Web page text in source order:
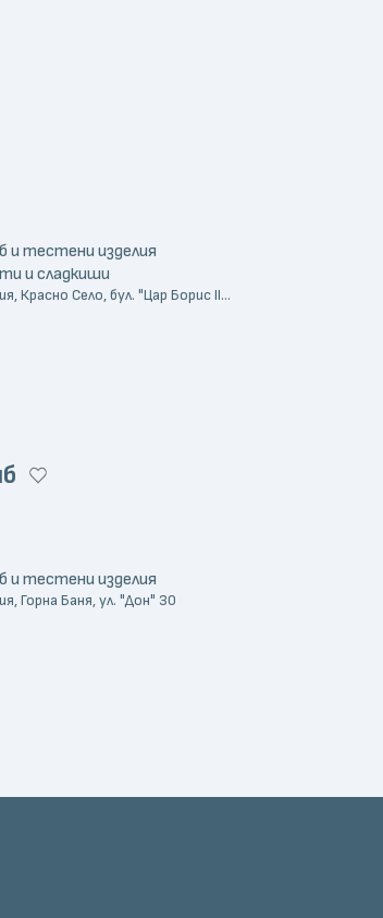
и тестени изделия
и сладкиши
Красно Село, бул. "Цар Борис II...
и тестени изделия
Горна Баня, ул. "Дон" 30